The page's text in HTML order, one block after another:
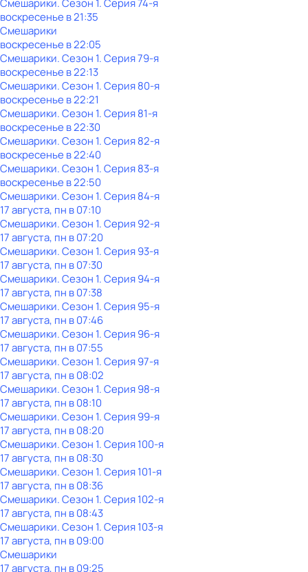
Смешарики. Сезон 1. Серия 74-я
воскресенье в21:35
Смешарики
воскресенье в22:05
Смешарики. Сезон 1. Серия 79-я
воскресенье в22:13
Смешарики. Сезон 1. Серия 80-я
воскресенье в22:21
Смешарики. Сезон 1. Серия 81-я
воскресенье в22:30
Смешарики. Сезон 1. Серия 82-я
воскресенье в22:40
Смешарики. Сезон 1. Серия 83-я
воскресенье в22:50
Смешарики. Сезон 1. Серия 84-я
17 августа, пн в 07:10
Смешарики. Сезон 1. Серия 92-я
17 августа, пн в 07:20
Смешарики. Сезон 1. Серия 93-я
17 августа, пн в 07:30
Смешарики. Сезон 1. Серия 94-я
17 августа, пн в 07:38
Смешарики. Сезон 1. Серия 95-я
17 августа, пн в 07:46
Смешарики. Сезон 1. Серия 96-я
17 августа, пн в 07:55
Смешарики. Сезон 1. Серия 97-я
17 августа, пн в 08:02
Смешарики. Сезон 1. Серия 98-я
17 августа, пн в 08:10
Смешарики. Сезон 1. Серия 99-я
17 августа, пн в 08:20
Смешарики. Сезон 1. Серия 100-я
17 августа, пн в 08:30
Смешарики. Сезон 1. Серия 101-я
17 августа, пн в 08:36
Смешарики. Сезон 1. Серия 102-я
17 августа, пн в 08:43
Смешарики. Сезон 1. Серия 103-я
17 августа, пн в 09:00
Смешарики
17 августа, пн в 09:25